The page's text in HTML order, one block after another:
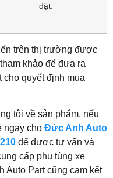
đặt.
trên thị trường được
khảo để đưa ra
quyết định mua
tôi về sản phẩm, nếu
ngay cho Đức Anh Auto
để được tư vấn và
cấp phụ tùng xe
Auto Part cũng cam kết